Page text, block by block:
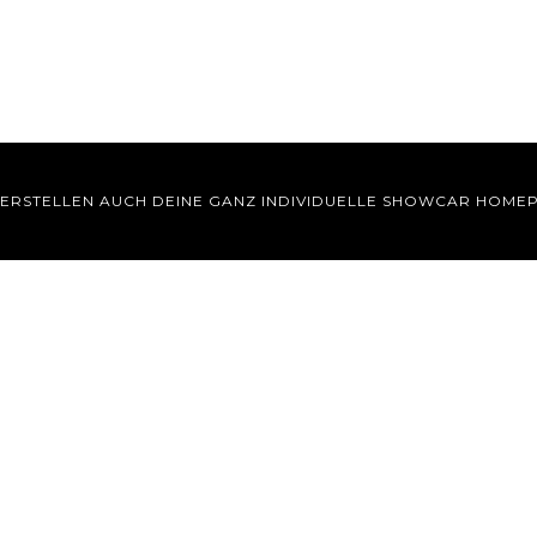
AUCH DEINE GANZ INDIVIDUELLE SHOWCAR